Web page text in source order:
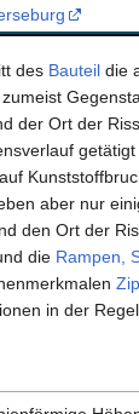
des Bauteil die
der Ort der
getätigt
aber nur
den Ort der
die Rampen,
in der